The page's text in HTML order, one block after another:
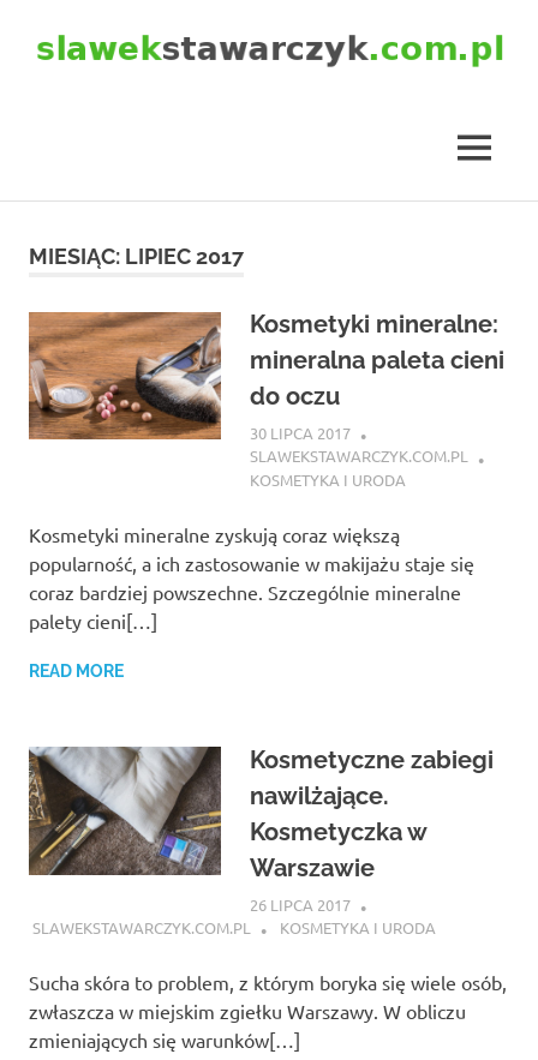
MENU
MIESIĄC: LIPIEC 2017
Kosmetyki mineralne:
mineralna paleta cieni
do oczu
30 LIPCA 2017
SLAWEKSTAWARCZYK.COM.PL
KOSMETYKA I URODA
Kosmetyki mineralne zyskują coraz większą
popularność, a ich zastosowanie w makijażu staje się
coraz bardziej powszechne. Szczególnie mineralne
palety cieni[…]
READ MORE
Kosmetyczne zabiegi
nawilżające.
Kosmetyczka w
Warszawie
26 LIPCA 2017
SLAWEKSTAWARCZYK.COM.PL
KOSMETYKA I URODA
Sucha skóra to problem, z którym boryka się wiele osób,
zwłaszcza w miejskim zgiełku Warszawy. W obliczu
zmieniających się warunków[…]